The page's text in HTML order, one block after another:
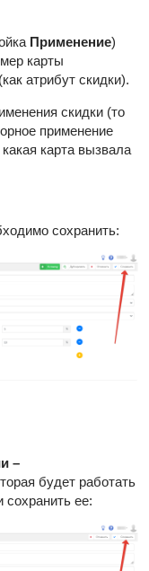
Применение)
карты
атрибут скидки).
скидки (то
применение
карта вызвала
сохранить:
–
будет работать
сохранить ее: